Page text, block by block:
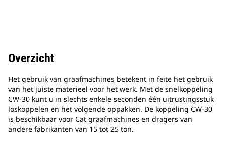
Overzicht
Het gebruik van graafmachines betekent in feite het gebruik
van het juiste materieel voor het werk. Met de snelkoppeling
CW-30 kunt u in slechts enkele seconden één uitrustingsstuk
loskoppelen en het volgende oppakken. De koppeling CW-30
is beschikbaar voor Cat graafmachines en dragers van
andere fabrikanten van 15 tot 25 ton.